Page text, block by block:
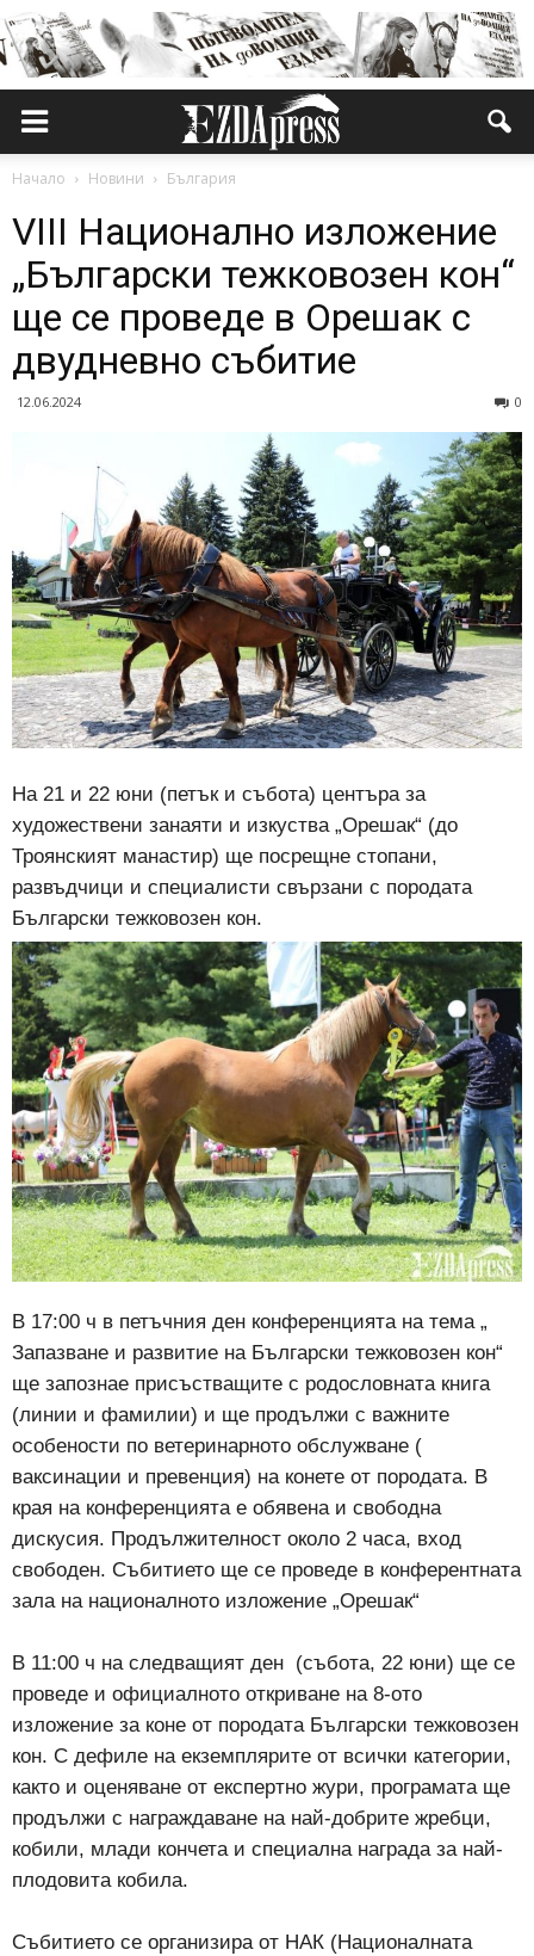
Начало Новини България
VIII Национално изложение
„Български тежковозен кон“
ще се проведе в Орешак с
двудневно събитие
12.06.2024 0
На 21 и 22 юни (петък и събота) центъра за
художествени занаяти и изкуства „Орешак“ (до
Троянският манастир) ще посрещне стопани,
развъдчици и специалисти свързани с породата
Български тежковозен кон.
В 17:00 ч в петъчния ден конференцията на тема „
Запазване и развитие на Български тежковозен кон“
ще запознае присъстващите с родословната книга
(линии и фамилии) и ще продължи с важните
особености по ветеринарното обслужване (
ваксинации и превенция) на конете от породата. В
края на конференцията е обявена и свободна
дискусия. Продължителност около 2 часа, вход
свободен. Събитието ще се проведе в конферентната
зала на националното изложение „Орешак“
В 11:00 ч на следващият ден (събота, 22 юни) ще се
проведе и официалното откриване на 8-ото
изложение за коне от породата Български тежковозен
кон. С дефиле на екземплярите от всички категории,
както и оценяване от експертно жури, програмата ще
продължи с награждаване на най-добрите жребци,
кобили, млади кончета и специална награда за най-
плодовита кобила.
Събитието се организира от НАК (Националната